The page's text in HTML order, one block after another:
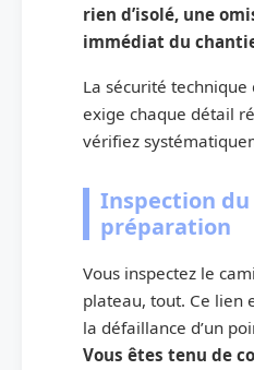
rien d’isolé, une
immédiat du
La sécurité
exige chaque détail
vérifiez
Inspection
préparation
Vous inspectez le
plateau, tout. Ce lien
la défaillance d’un
Vous êtes tenu de